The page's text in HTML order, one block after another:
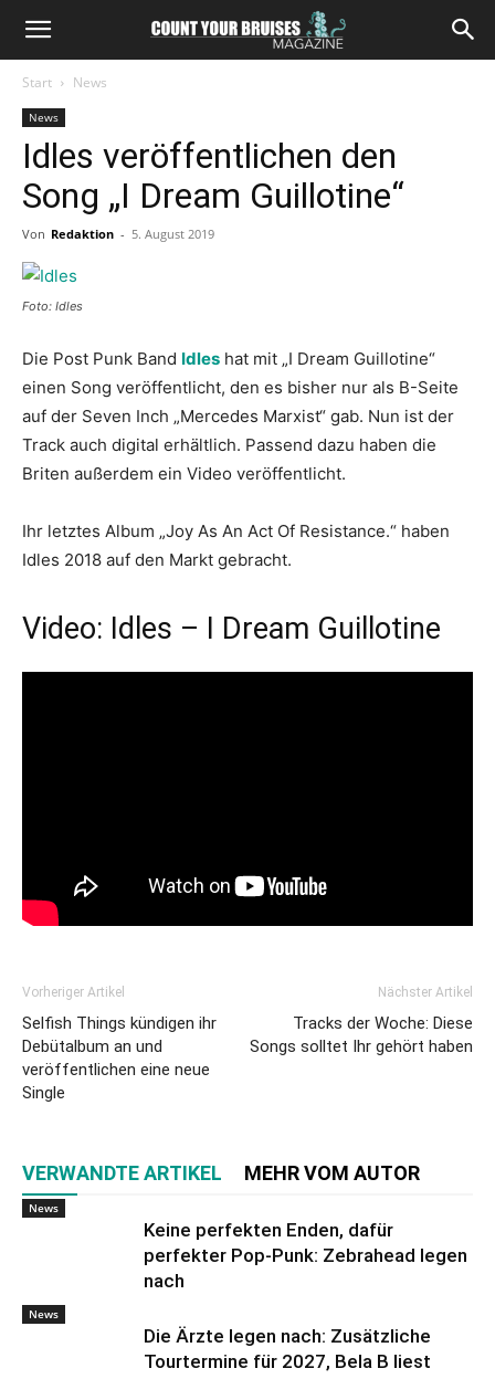
Start News
News
Idles veröffentlichen den
Song „I Dream Guillotine“
Von Redaktion - 5. August 2019
Foto: Idles
Die Post Punk Band Idles hat mit „I Dream Guillotine“
einen Song veröffentlicht, den es bisher nur als B-Seite
auf der Seven Inch „Mercedes Marxist“ gab. Nun ist der
Track auch digital erhältlich. Passend dazu haben die
Briten außerdem ein Video veröffentlicht.
Ihr letztes Album „Joy As An Act Of Resistance.“ haben
Idles 2018 auf den Markt gebracht.
Video: Idles – I Dream Guillotine
Vorheriger Artikel
Selfish Things kündigen ihr
Debütalbum an und
veröffentlichen eine neue
Single
Nächster Artikel
Tracks der Woche: Diese
Songs solltet Ihr gehört haben
VERWANDTE ARTIKEL MEHR VOM AUTOR
News
Keine perfekten Enden, dafür
perfekter Pop-Punk: Zebrahead legen
nach
News
Die Ärzte legen nach: Zusätzliche
Tourtermine für 2027, Bela B liest